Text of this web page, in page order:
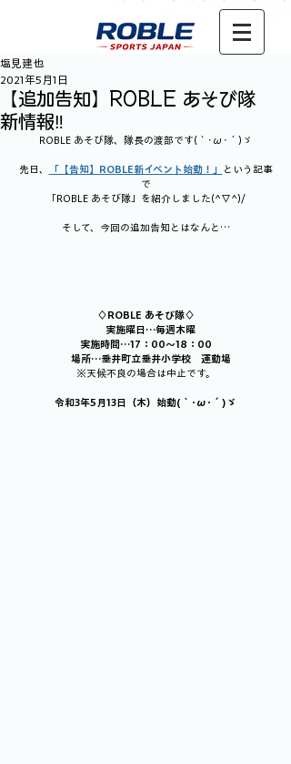
【追加告知】ROBLE あそび隊
新情報‼
塩見建也
2021年5月1日
ROBLE あそび隊、隊長の渡部です(｀･ω･´)ゞ
先日、 「【告知】ROBLE新イベント始動！」
という記事
で
「ROBLE あそび隊」を紹介しました(^▽^)/
そして、今回の追加告知とはなんと…
♢ROBLE あそび隊♢
実施曜日…毎週木曜
実施時間…17：00～18：00
場所…垂井町立垂井小学校　運動場
※天候不良の場合は中止です。
令和3年5月13日（木）始動(｀･ω･´)ゞ